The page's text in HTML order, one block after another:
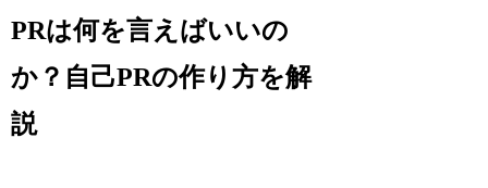
PRは何を言えばいいの
か？自己PRの作り方を解
説